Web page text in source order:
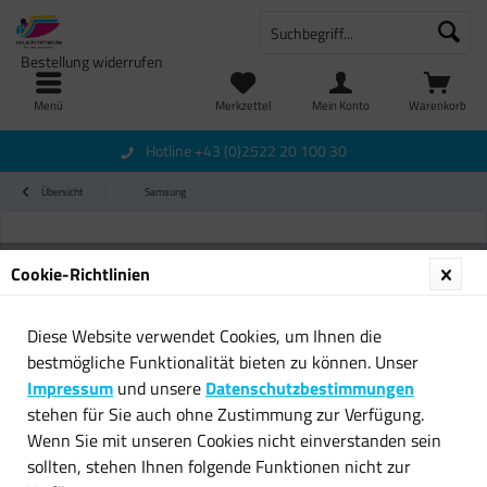
Menü Warenkorb
Merkzettel
Bestellung widerrufen
Mein Konto
Hotline +43 (0)2522 20 100 30
Übersicht Samsung
Cookie-Richtlinien
Diese Website verwendet Cookies, um Ihnen die
bestmögliche Funktionalität bieten zu können. Unser
Impressum und unsere Datenschutzbestimmungen
stehen für Sie auch ohne Zustimmung zur Verfügung.
Wenn Sie mit unseren Cookies nicht einverstanden sein
sollten, stehen Ihnen folgende Funktionen nicht zur